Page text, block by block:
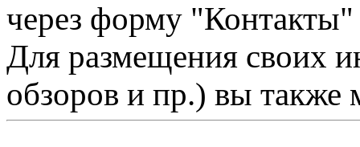
через форму "Контакты"
Для размещения своих
обзоров и пр.) вы также